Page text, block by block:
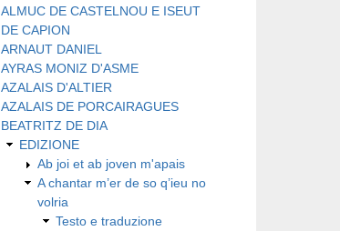
ALMUC DE CASTELNOU E ISEUT
DE CAPION
ARNAUT DANIEL
AYRAS MONIZ D'ASME
AZALAIS D'ALTIER
AZALAIS DE PORCAIRAGUES
BEATRITZ DE DIA
EDIZIONE
Ab joi et ab joven m'apais
A chantar m’er de so q’ieu no
volria
Testo e traduzione